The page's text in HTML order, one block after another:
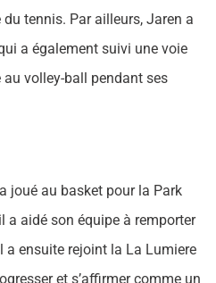
tennis. Par ailleurs, Jaren a
a également suivi une voie
volley-ball pendant ses
joué au basket pour la Park
a aidé son équipe à remporter
a ensuite rejoint la La Lumiere
et s’affirmer comme un